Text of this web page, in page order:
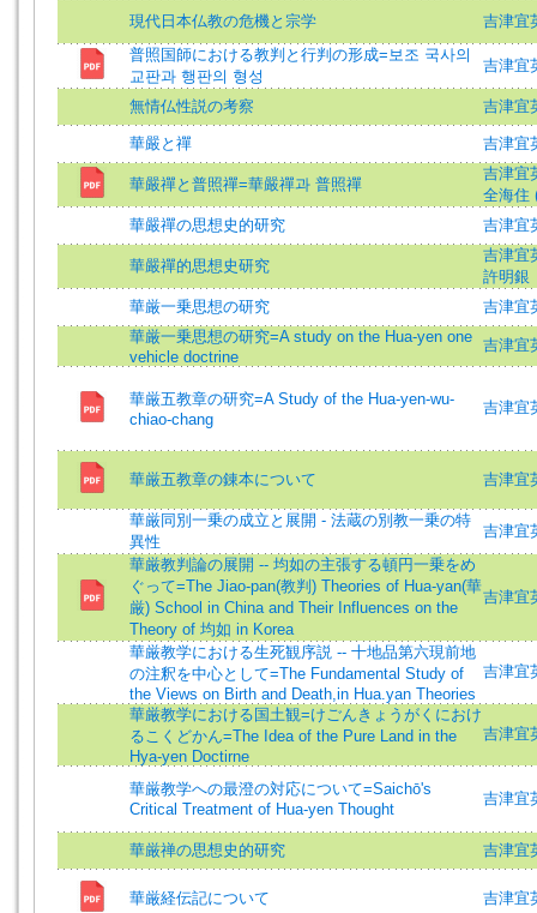
現代日本仏教の危機と宗学
吉津宜
普照国師における教判と行判の形成=보조 국사의
교판과 행판의 형성
吉津宜
無情仏性説の考察 吉津宜
華嚴と禪 吉津宜
華嚴禪と普照禪=華嚴禪과 普照禪
吉津宜
全海住
華嚴禪の思想史的研究
吉津宜
華嚴禪的思想史研究
吉津宜
許明銀
華厳一乗思想の研究
吉津宜
華厳一乗思想の研究=A study on the Hua-yen one
vehicle doctrine
吉津宜
華厳五教章の研究=A Study of the Hua-yen-wu-
chiao-chang
吉津宜
華厳五教章の錬本について 吉津宜
華厳同別一乗の成立と展開 - 法蔵の別教一乗の特
異性
吉津宜
華厳教判論の展開 -- 均如の主張する頓円一乗をめ
ぐって=The Jiao-pan(教判) Theories of Hua-yan(華
厳) School in China and Their Influences on the
Theory of 均如 in Korea
吉津宜
華厳教学における生死観序説 -- 十地品第六現前地
の注釈を中心として=The Fundamental Study of
the Views on Birth and Death,in Hua.yan Theories
吉津宜
華厳教学における国土観=けごんきょうがくにおけ
るこくどかん=The Idea of the Pure Land in the
Hya-yen Doctirne
吉津宜
華厳教学への最澄の対応について=Saichō's
Critical Treatment of Hua-yen Thought
吉津宜
華厳禅の思想史的研究 吉津宜
華厳経伝記について 吉津宜